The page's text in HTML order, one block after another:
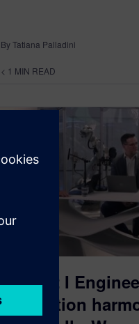
By Tatiana Palladini
< 1 MIN READ
Folge 2 I
Simulation